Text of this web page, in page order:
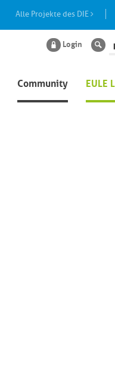
Alle Projekte des DIE
Community EULE
Login